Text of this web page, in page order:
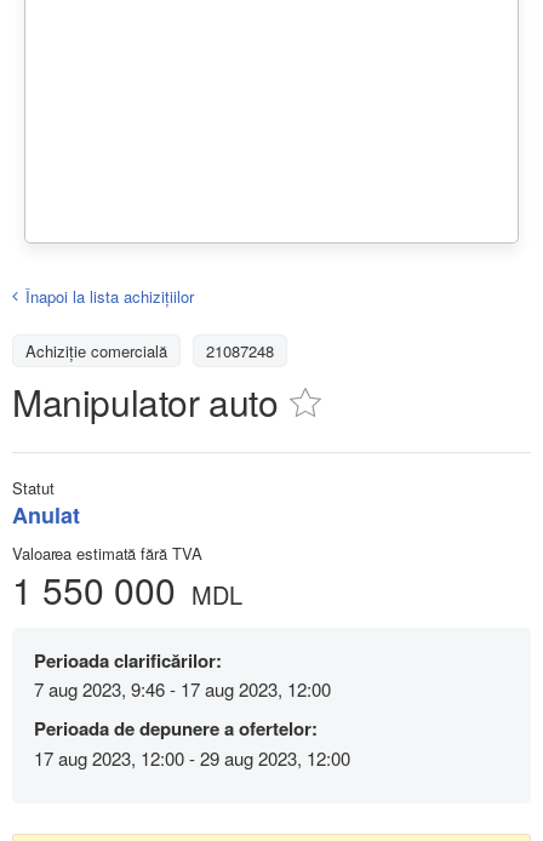
Înapoi la lista achiziţiilor
Achizițiе comercială 21087248
Manipulator auto
Statut
Anulat
Valoarea estimată fără TVA
1 550 000 MDL
Perioada clarificărilor:
7 aug 2023, 9:46 - 17 aug 2023, 12:00
Perioada de depunere a ofertelor:
17 aug 2023, 12:00 - 29 aug 2023, 12:00